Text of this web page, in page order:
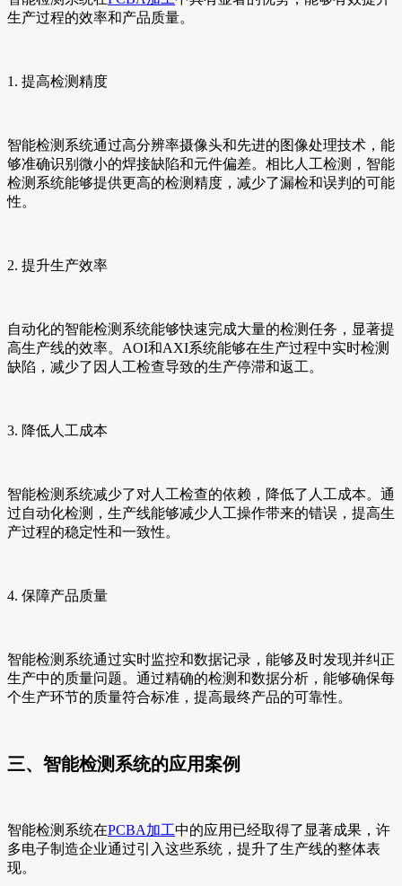
生产过程的效率和产品质量。
1. 提高检测精度
智能检测系统通过高分辨率摄像头和先进的图像处理技术，能
够准确识别微小的焊接缺陷和元件偏差。相比人工检测，智能
检测系统能够提供更高的检测精度，减少了漏检和误判的可能
性。
2. 提升生产效率
自动化的智能检测系统能够快速完成大量的检测任务，显著提
高生产线的效率。AOI和AXI系统能够在生产过程中实时检测
缺陷，减少了因人工检查导致的生产停滞和返工。
3. 降低人工成本
智能检测系统减少了对人工检查的依赖，降低了人工成本。通
过自动化检测，生产线能够减少人工操作带来的错误，提高生
产过程的稳定性和一致性。
4. 保障产品质量
智能检测系统通过实时监控和数据记录，能够及时发现并纠正
生产中的质量问题。通过精确的检测和数据分析，能够确保每
个生产环节的质量符合标准，提高最终产品的可靠性。
三、智能检测系统的应用案例
智能检测系统在PCBA加工中的应用已经取得了显著成果，许
多电子制造企业通过引入这些系统，提升了生产线的整体表
现。